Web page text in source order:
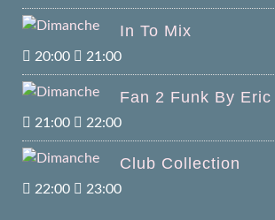
In To Mix
20:00 21:00
Fan 2 Funk By Eric
21:00 22:00
Club Collection
22:00 23:00